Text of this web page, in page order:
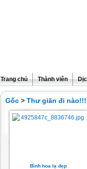
Trang chủ Thành viên
Gốc > Thư giãn đi
Bình hoa lạ đẹp